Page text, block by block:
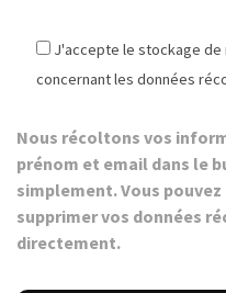
J'accepte le stockage
concernant les données
Nous récoltons vos
prénom et email dans le
simplement. Vous
supprimer vos données
directement.